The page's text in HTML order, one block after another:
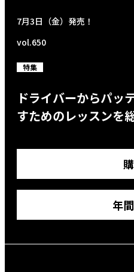
7月3日（金）発売！
vol.650
特集
ドライバーからパッ
すためのレッスンを
年